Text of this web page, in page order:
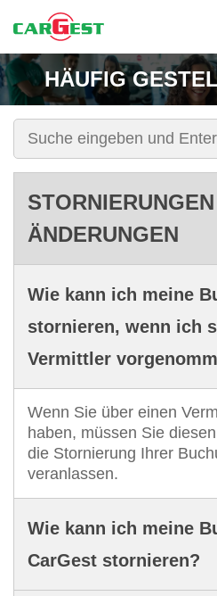
HÄUFIG
ÄNDERUNGEN
Wie kann ich meine
stornieren, wenn ich
Vermittler
Wenn Sie über einen
haben, müssen Sie
die Stornierung Ihrer
veranlassen.
Wie kann ich meine
CarGest stornieren?